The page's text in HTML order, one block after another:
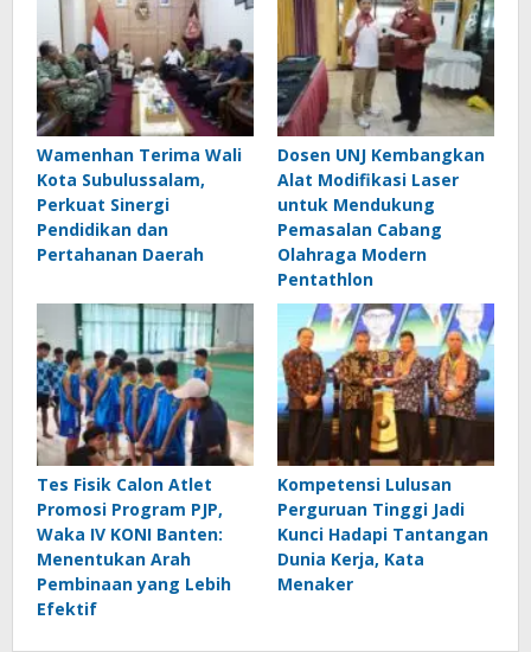
Wamenhan Terima Wali
Kota Subulussalam,
Perkuat Sinergi
Pendidikan dan
Pertahanan Daerah
Dosen UNJ Kembangkan
Alat Modifikasi Laser
untuk Mendukung
Pemasalan Cabang
Olahraga Modern
Pentathlon
Tes Fisik Calon Atlet
Promosi Program PJP,
Waka IV KONI Banten:
Menentukan Arah
Pembinaan yang Lebih
Efektif
Kompetensi Lulusan
Perguruan Tinggi Jadi
Kunci Hadapi Tantangan
Dunia Kerja, Kata
Menaker